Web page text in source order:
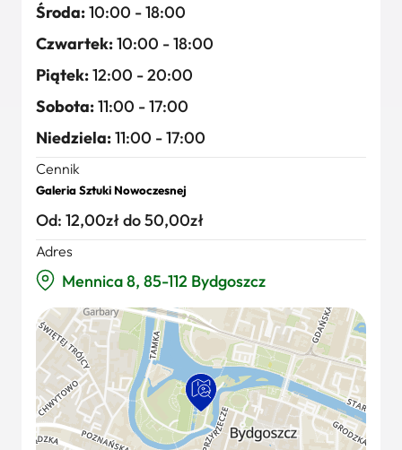
Środa:10:00 - 18:00
Czwartek:10:00 - 18:00
Piątek:12:00 - 20:00
Sobota:11:00 - 17:00
Niedziela:11:00 - 17:00
Cennik
Galeria Sztuki Nowoczesnej
Od: 12,00zł do 50,00zł
Adres
Mennica 8, 85-112 Bydgoszcz